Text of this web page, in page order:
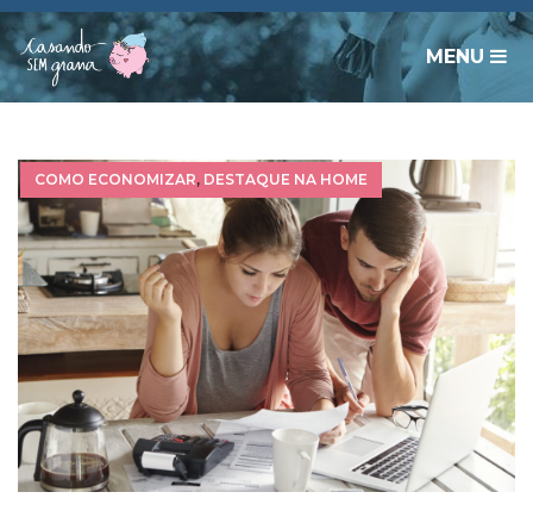
MENU
COMO ECONOMIZAR, DESTAQUE NA HOME